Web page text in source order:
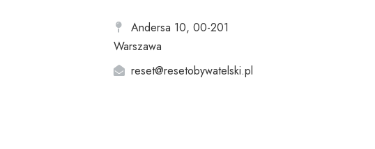
Andersa 10, 00-201
Warszawa
reset@resetobywatelski.pl